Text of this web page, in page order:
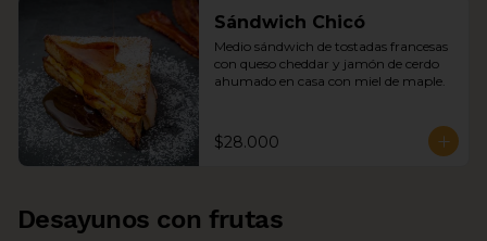
Sándwich Chicó
Medio sándwich de tostadas francesas
con queso cheddar y jamón de cerdo
ahumado en casa con miel de maple.
$28.000
Desayunos con frutas